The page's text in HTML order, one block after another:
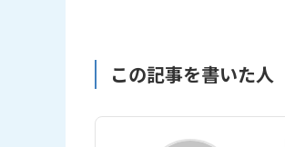
この記事を書いた人